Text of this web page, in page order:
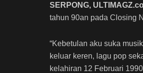
SERPONG,
tahun 90an pada Closing
“Kebetulan aku suka
keluar keren, lagu pop
kelahiran 12 Februari